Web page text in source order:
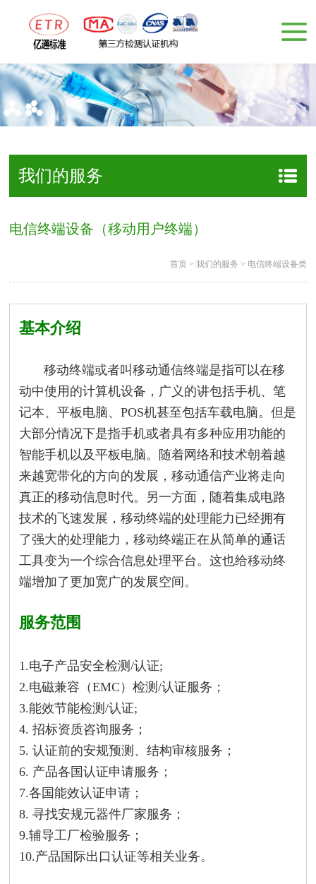
我们的服务
电信终端设备（移动用户终端）
首页> 我们的服务 > 电信终端设备类
基本介绍
移动终端或者叫移动通信终端是指可以在移
动中使用的计算机设备，广义的讲包括手机、笔
记本、平板电脑、POS机甚至包括车载电脑。但是
大部分情况下是指手机或者具有多种应用功能的
智能手机以及平板电脑。随着网络和技术朝着越
来越宽带化的方向的发展，移动通信产业将走向
真正的移动信息时代。另一方面，随着集成电路
技术的飞速发展，移动终端的处理能力已经拥有
了强大的处理能力，移动终端正在从简单的通话
工具变为一个综合信息处理平台。这也给移动终
端增加了更加宽广的发展空间。
服务范围
1.电子产品安全检测/认证;
2.电磁兼容（EMC）检测/认证服务；
3.能效节能检测/认证;
4. 招标资质咨询服务；
5. 认证前的安规预测、结构审核服务；
6. 产品各国认证申请服务；
7.各国能效认证申请；
8. 寻找安规元器件厂家服务；
9.辅导工厂检验服务；
10.产品国际出口认证等相关业务。